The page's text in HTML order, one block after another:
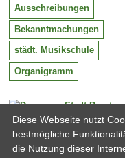
Stadt
Mittelstraße
32683
Tel:
Ausschreibungen
Bekanntmachungen
städt. Musikschule
Organigramm
Diese Webseite nutzt
bestmögliche
die Nutzung dieser